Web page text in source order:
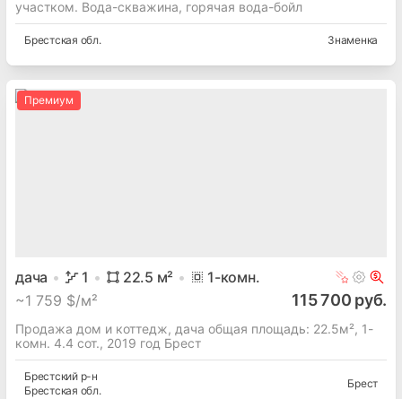
участком. Вода-скважина, горячая вода-бойл
Брестская обл. Знаменка
Премиум
дача 1 22.5 м² 1-комн.
~1 759 $/м² 115 700 руб.
Продажа дом и коттедж, дача общая площадь: 22.5м², 1-
комн. 4.4 сот., 2019 год Брест
Брестскийр-н
Брестская обл.
Брест